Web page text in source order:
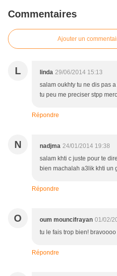
Commentaires
Ajouter un
L linda 29/06/2014 15:13
salam oukhty tu ne dis pas
tu peu me preciser stpp
Répondre
N nadjma 24/01/2014 19:38
salam khti c juste pour te
bien machalah a3lik khti un
Répondre
O oum mouncifrayan 01/02/
tu le fais trop bien! bravoooo
Répondre